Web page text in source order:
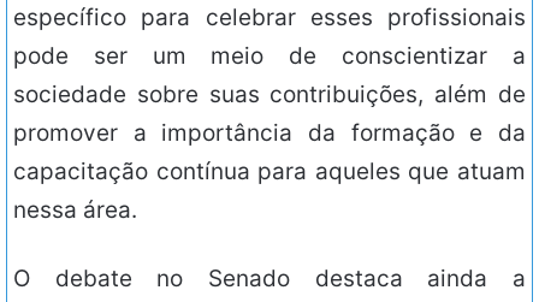
específico para celebrar esses profissionais
pode ser um meio de conscientizar a
sociedade sobre suas contribuições, além de
promover a importância da formação e da
capacitação contínua para aqueles que atuam
nessa área.
O debate no Senado destaca ainda a